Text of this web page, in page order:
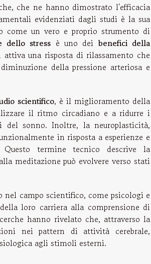
che ne hanno dimostrato l'efficacia
evidenziati dagli studi è la sua
come un vero e proprio strumento di
dello stress è uno dei benefici della
una risposta di rilassamento che
della pressione arteriosa e
scientifico, è il miglioramento della
il ritmo circadiano e a ridurre i
del sonno. Inoltre, la neuroplasticità,
in risposta a esperienze e
Questo termine tecnico descrive la
meditazione può evolvere verso stati
nel campo scientifico, come psicologi e
loro carriera alla comprensione di
hanno rivelato che, attraverso la
nei pattern di attività cerebrale,
agli stimoli esterni.